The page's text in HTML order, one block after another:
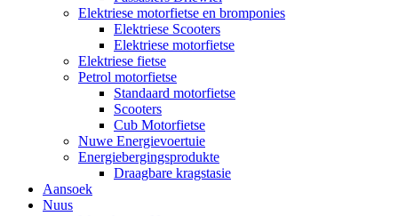
Elektriese motorfietse en bromponies
Elektriese Scooters
Elektriese motorfietse
Elektriese fietse
Petrol motorfietse
Standaard motorfietse
Scooters
Cub Motorfietse
Nuwe Energievoertuie
Energiebergingsprodukte
Draagbare kragstasie
Aansoek
Nuus